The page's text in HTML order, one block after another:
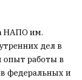
НАПО им.
дел в
опыт работы в
федеральных и